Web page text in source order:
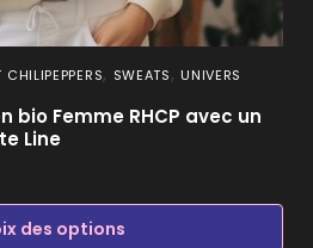
, SWEATS, UNIVERS
bio Femme RHCP avec un
Line
des options